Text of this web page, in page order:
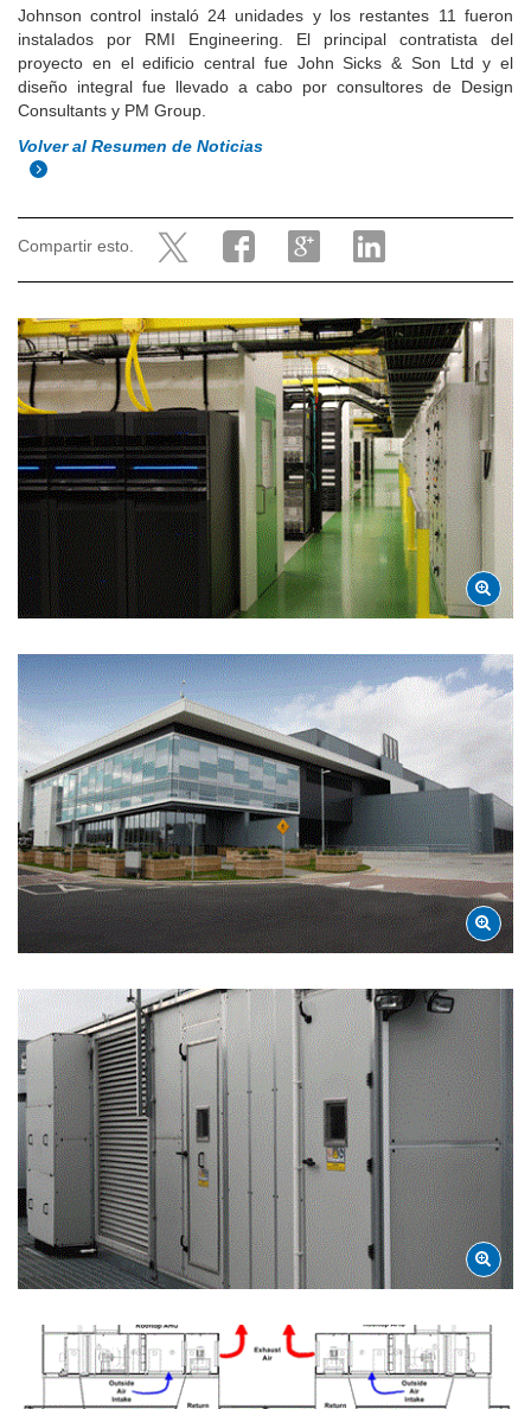
Johnson control instaló 24 unidades y los restantes 11 fueron
instalados por RMI Engineering. El principal contratista del
proyecto en el edificio central fue John Sicks & Son Ltd y el
diseño integral fue llevado a cabo por consultores de Design
Consultants y PM Group.
Volver al Resumen de Noticias
Compartir esto.